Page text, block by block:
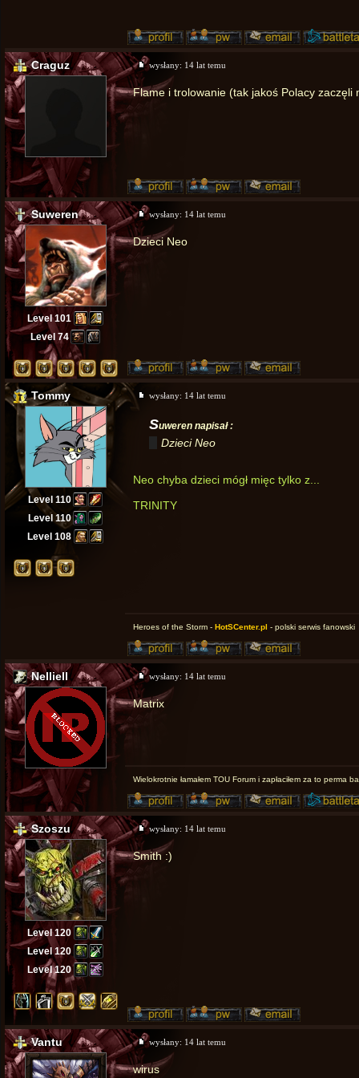
Craguz wysłany: 14 lat temu
Flame i trolowanie (tak jakoś Polacy
Suweren
Level 101
Level 74
wysłany: 14 lat temu
Dzieci Neo
Tommy
Level 110
Level 110
Level 108
wysłany: 14 lat temu
Suweren napisał :
Dzieci Neo
Neo chyba dzieci mógł mięc tylko z...
TRINITY
Heroes of the Storm - HotSCenter.pl - polski serwis fanowski
Nelliell wysłany: 14 lat temu
Matrix
Wielokrotnie łamałem TOU Forum i zapłaciłem za to perma
Szoszu
Level 120
Level 120
Level 120
wysłany: 14 lat temu
Smith :)
Vantu wysłany: 14 lat temu
wirus